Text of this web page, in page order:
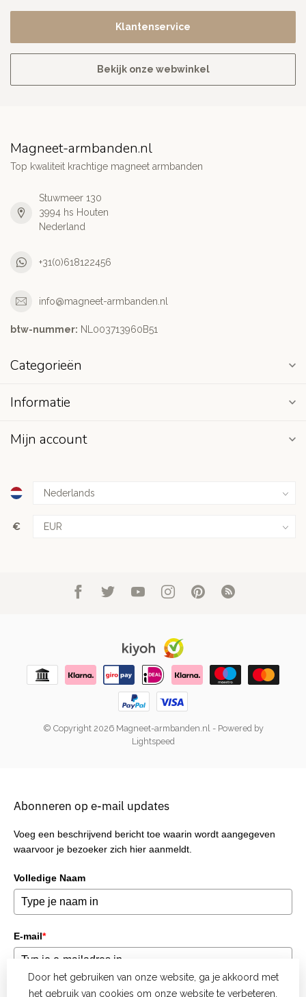
Klantenservice
Bekijk onze webwinkel
Magneet-armbanden.nl
Top kwaliteit krachtige magneet armbanden
Stuwmeer 130
3994 hs Houten
Nederland
+31(0)618122456
info@magneet-armbanden.nl
btw-nummer: NL003713960B51
Categorieën
Informatie
Mijn account
€
© Copyright 2026 Magneet-armbanden.nl- Powered by
Lightspeed
Door het gebruiken van onze website, ga je akkoord met
het gebruik van cookies om onze website te verbeteren.
Abonneren op e-mail updates
Voeg een beschrijvend bericht toe waarin wordt aangegeven
waarvoor je bezoeker zich hier aanmeldt.
Volledige Naam
E-mail*